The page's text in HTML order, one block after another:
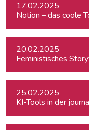
17.02.2025
Notion – das coole
20.02.2025
Feministisches
25.02.2025
KI-Tools in der